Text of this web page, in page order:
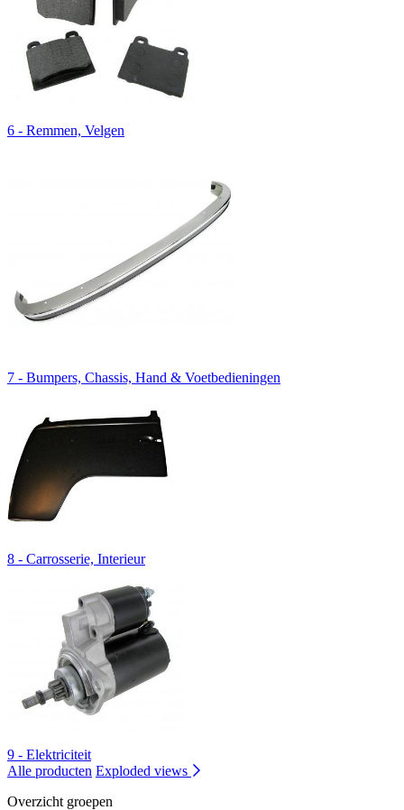
6 - Remmen, Velgen
7 - Bumpers, Chassis, Hand & Voetbedieningen
8 - Carrosserie, Interieur
9 - Elektriciteit
Alle producten Exploded views
Overzicht groepen